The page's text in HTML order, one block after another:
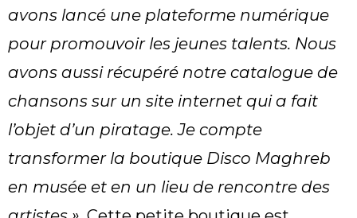
avons lancé une plateforme numérique
pour promouvoir les jeunes talents. Nous
avons aussi récupéré notre catalogue de
chansons sur un site internet qui a fait
l’objet d’un piratage. Je compte
transformer la boutique Disco Maghreb
en musée et en un lieu de rencontre des